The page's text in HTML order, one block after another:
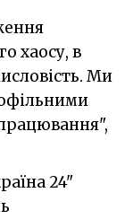
хаосу, в
Ми
24"